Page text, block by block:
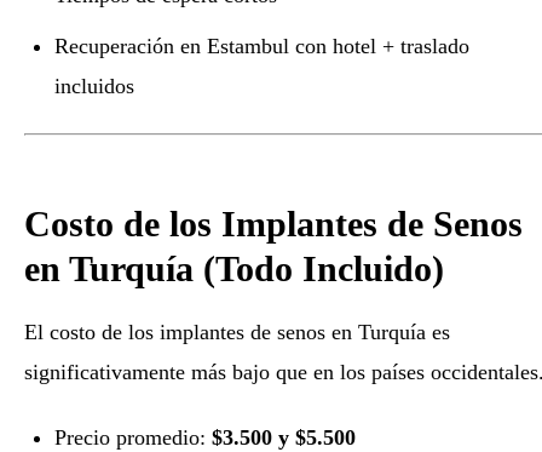
Recuperación en Estambul con hotel + traslado
incluidos
Costo de los Implantes de Senos
en Turquía (Todo Incluido)
El costo de los implantes de senos en Turquía es
significativamente más bajo que en los países
Precio promedio:$3.500 y $5.500